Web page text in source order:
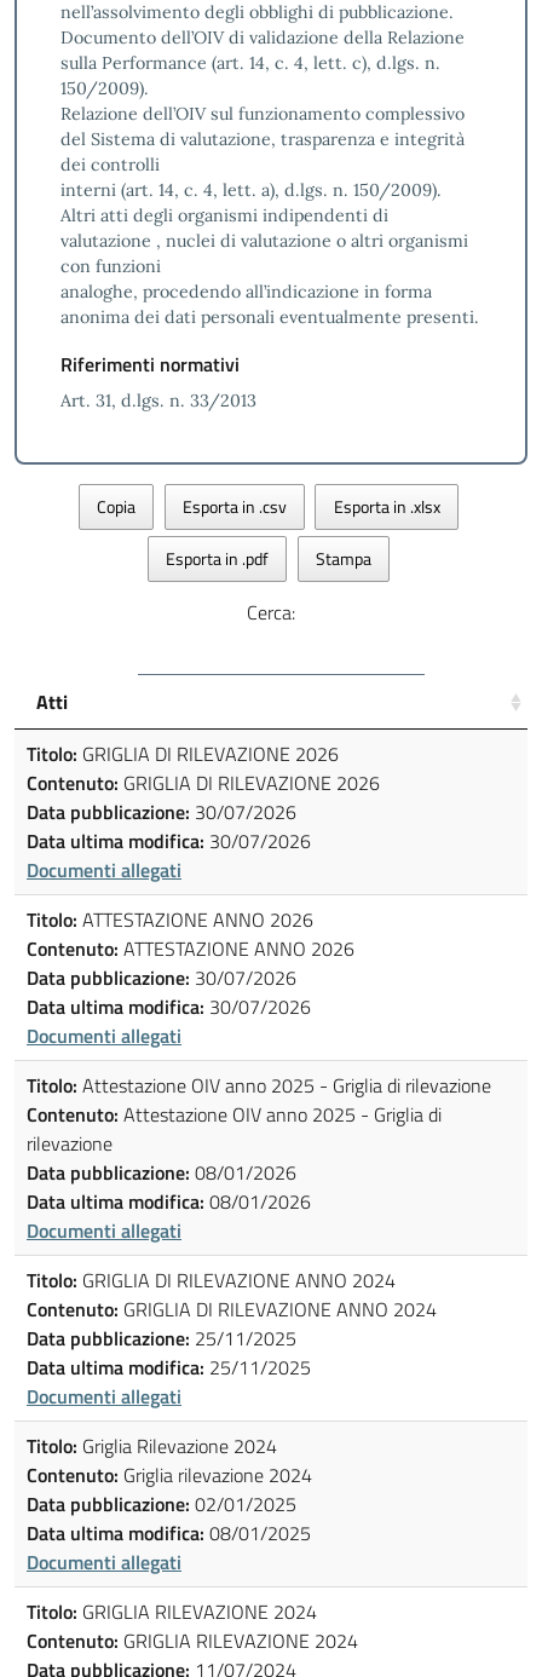
nell’assolvimento degli obblighi di pubblicazione.
Documento dell’OIV di validazione della Relazione
sulla Performance (art. 14, c. 4, lett. c), d.lgs. n.
150/2009).
Relazione dell’OIV sul funzionamento complessivo
del Sistema di valutazione, trasparenza e integrità
dei controlli
interni (art. 14, c. 4, lett. a), d.lgs. n. 150/2009).
Altri atti degli organismi indipendenti di
valutazione , nuclei di valutazione o altri organismi
con funzioni
analoghe, procedendo all’indicazione in forma
anonima dei dati personali eventualmente presenti.
Riferimenti normativi
Art. 31, d.lgs. n. 33/2013
Copia Esporta in .csv Esporta in .xlsx
Esporta in .pdf Stampa
Cerca:
Atti
Titolo: GRIGLIA DI RILEVAZIONE 2026
Contenuto: GRIGLIA DI RILEVAZIONE 2026
Data pubblicazione: 30/07/2026
Data ultima modifica: 30/07/2026
Documenti allegati
Titolo: ATTESTAZIONE ANNO 2026
Contenuto: ATTESTAZIONE ANNO 2026
Data pubblicazione: 30/07/2026
Data ultima modifica: 30/07/2026
Documenti allegati
Titolo: Attestazione OIV anno 2025 - Griglia di rilevazione
Contenuto: Attestazione OIV anno 2025 - Griglia di
rilevazione
Data pubblicazione: 08/01/2026
Data ultima modifica: 08/01/2026
Documenti allegati
Titolo: GRIGLIA DI RILEVAZIONE ANNO 2024
Contenuto: GRIGLIA DI RILEVAZIONE ANNO 2024
Data pubblicazione: 25/11/2025
Data ultima modifica: 25/11/2025
Documenti allegati
Titolo: Griglia Rilevazione 2024
Contenuto: Griglia rilevazione 2024
Data pubblicazione: 02/01/2025
Data ultima modifica: 08/01/2025
Documenti allegati
Titolo: GRIGLIA RILEVAZIONE 2024
Contenuto: GRIGLIA RILEVAZIONE 2024
Data pubblicazione: 11/07/2024